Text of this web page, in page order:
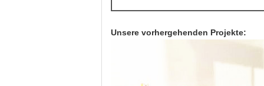
Unsere vorhergehenden Projekte: